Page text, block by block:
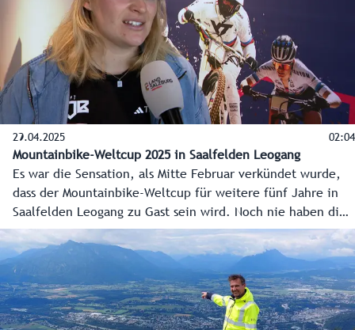
29.04.2025 02:04
Mountainbike-Weltcup 2025 in Saalfelden Leogang
Es war die Sensation, als Mitte Februar verkündet wurde,
dass der Mountainbike-Weltcup für weitere fünf Jahre in
Saalfelden Leogang zu Gast sein wird. Noch nie haben die
Veranstalter Warner Bros. Discovery (WBD) Sports eine so
langfristige Vereinbarung mit einer Region geschlossen. Das
internationale Sportspektakel im olympischen Cross-
Country, Short Track, Downhill und Enduro gastiert das
nächste Mal bereits im Juni im Pinzgau.